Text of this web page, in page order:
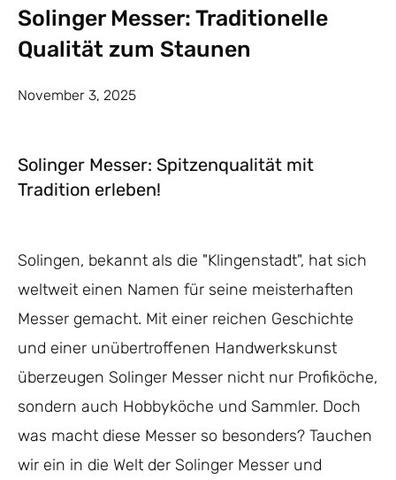
Solinger Messer: Traditionelle
Qualität zum Staunen
November 3, 2025
Solinger Messer: Spitzenqualität mit
Tradition erleben!
Solingen, bekannt als die "Klingenstadt", hat sich
weltweit einen Namen für seine meisterhaften
Messer gemacht. Mit einer reichen Geschichte
und einer unübertroffenen Handwerkskunst
überzeugen Solinger Messer nicht nur Profiköche,
sondern auch Hobbyköche und Sammler. Doch
was macht diese Messer so besonders? Tauchen
wir ein in die Welt der Solinger Messer und